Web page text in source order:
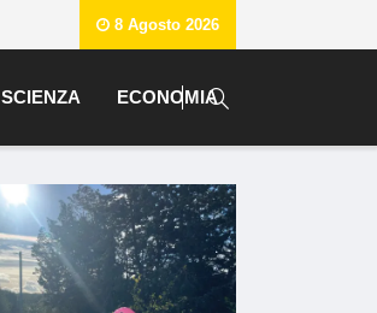
8 Agosto 2026
SCIENZA ECONOMIA